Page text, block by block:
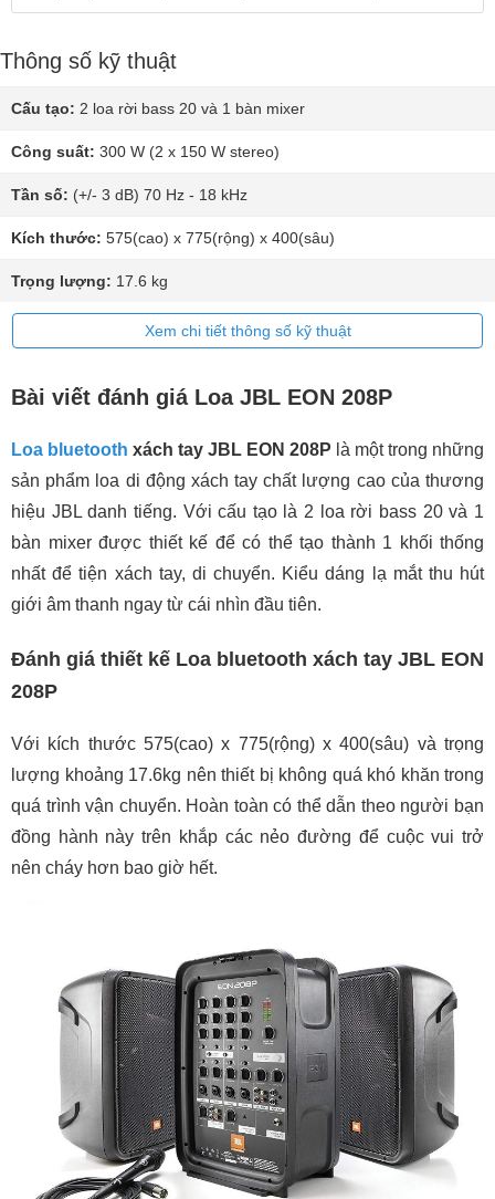
Thông số kỹ thuật
Cấu tạo: 2 loa rời bass 20 và 1 bàn mixer
Công suất: 300 W (2 x 150 W stereo)
Tần số: (+/- 3 dB) 70 Hz - 18 kHz
Kích thước: 575(cao) x 775(rộng) x 400(sâu)
Trọng lượng: 17.6 kg
Xem chi tiết thông số kỹ thuật
Bài viết đánh giá Loa JBL EON 208P
Loa bluetooth xách tay JBL EON 208P là một trong những
sản phẩm loa di động xách tay chất lượng cao của thương
hiệu JBL danh tiếng. Với cấu tạo là 2 loa rời bass 20 và 1
bàn mixer được thiết kế để có thể tạo thành 1 khối thống
nhất để tiện xách tay, di chuyển. Kiểu dáng lạ mắt thu hút
giới âm thanh ngay từ cái nhìn đầu tiên.
Đánh giá thiết kế Loa bluetooth xách tay JBL EON
208P
Với kích thước 575(cao) x 775(rộng) x 400(sâu) và trọng
lượng khoảng 17.6kg nên thiết bị không quá khó khăn trong
quá trình vận chuyển. Hoàn toàn có thể dẫn theo người bạn
đồng hành này trên khắp các nẻo đường để cuộc vui trở
nên cháy hơn bao giờ hết.